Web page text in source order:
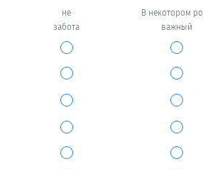
не
забота
В некотором
важный